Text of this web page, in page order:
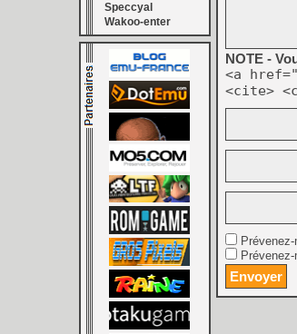
Speccyal
Wakoo-enter
NOTE -
<a
<cite>